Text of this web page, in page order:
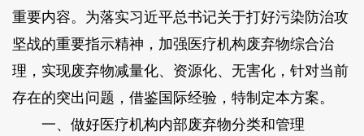
重要内容。为落实习近平总书记关于打好污染防治攻
坚战的重要指示精神，加强医疗机构废弃物综合治
理，实现废弃物减量化、资源化、无害化，针对当前
存在的突出问题，借鉴国际经验，特制定本方案。
一、做好医疗机构内部废弃物分类和管理